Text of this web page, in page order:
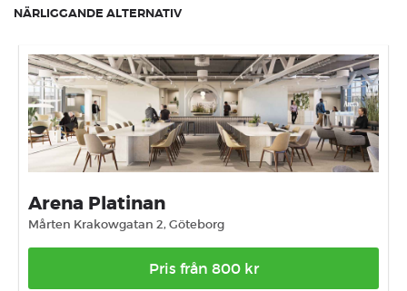
NÄRLIGGANDE ALTERNATIV
Arena Platinan
Mårten Krakowgatan 2, Göteborg
Pris från 800 kr